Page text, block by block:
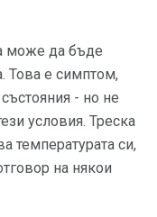
може да бъде
Това е симптом,
- но не
условия. Треска
температурата си,
на някои